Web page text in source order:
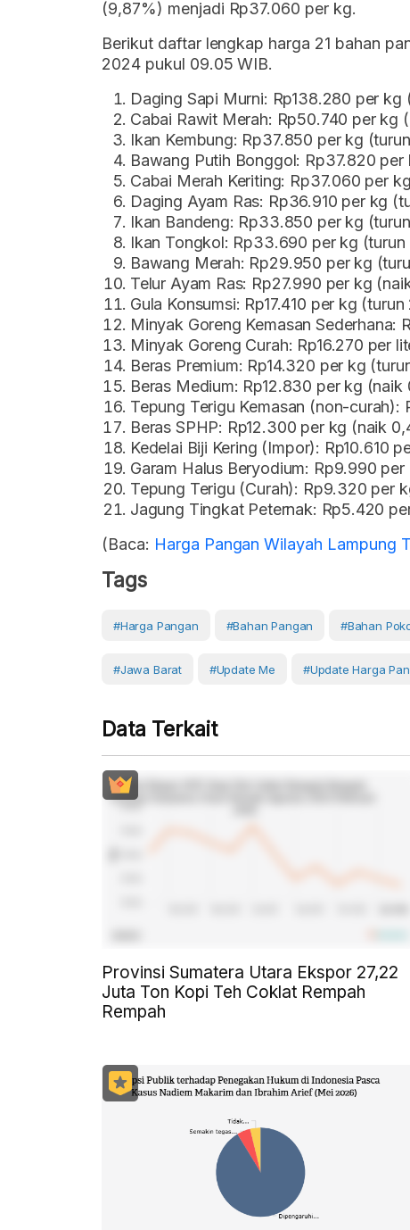
(9,87%) menjadi Rp37.060 per kg.
Berikut daftar lengkap harga 21 bahan
2024 pukul 09.05 WIB.
Daging Sapi Murni: Rp138.280 per
Cabai Rawit Merah: Rp50.740 per kg
Ikan Kembung: Rp37.850 per kg
Bawang Putih Bonggol: Rp37.820 per
Cabai Merah Keriting: Rp37.060 per
Daging Ayam Ras: Rp36.910 per kg
Ikan Bandeng: Rp33.850 per kg
Ikan Tongkol: Rp33.690 per kg (turun
Bawang Merah: Rp29.950 per kg
Telur Ayam Ras: Rp27.990 per kg
Gula Konsumsi: Rp17.410 per kg
Minyak Goreng Kemasan Sederhana:
Minyak Goreng Curah: Rp16.270 per
Beras Premium: Rp14.320 per kg
Beras Medium: Rp12.830 per kg (naik
Tepung Terigu Kemasan (non-curah):
Beras SPHP: Rp12.300 per kg (naik
Kedelai Biji Kering (Impor): Rp10.610
Garam Halus Beryodium: Rp9.990
Tepung Terigu (Curah): Rp9.320 per
Jagung Tingkat Peternak: Rp5.420
(Baca: Harga Pangan Wilayah Lampung
Tags
#Harga Pangan #Bahan Pangan #Bahan
#Jawa Barat #Update Me #Update Harga
Data Terkait
Provinsi Sumatera Utara Ekspor 27,22
Juta Ton Kopi Teh Coklat Rempah
Rempah